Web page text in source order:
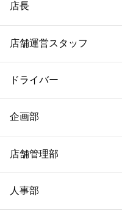
店長
店舗運営スタッフ
ドライバー
企画部
店舗管理部
人事部